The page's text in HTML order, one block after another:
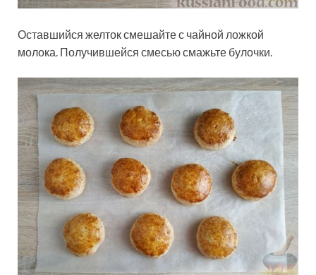
Оставшийся желток смешайте с чайной ложкой
молока. Получившейся смесью смажьте булочки.